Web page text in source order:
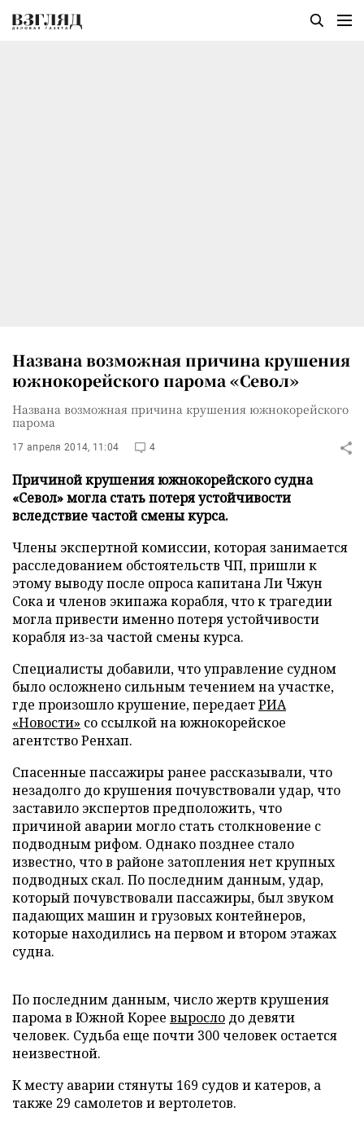
Названа возможная причина крушения
южнокорейского парома «Севол»
Названа возможная причина крушения южнокорейского
парома
17 апреля 2014, 11:04 4
Причиной крушения южнокорейского судна
«Севол» могла стать потеря устойчивости
вследствие частой смены курса.
Члены экспертной комиссии, которая занимается
расследованием обстоятельств ЧП, пришли к
этому выводу после опроса капитана Ли Чжун
Сока и членов экипажа корабля, что к трагедии
могла привести именно потеря устойчивости
корабля из-за частой смены курса.
Специалисты добавили, что управление судном
было осложнено сильным течением на участке,
где произошло крушение, передаетРИА
«Новости» со ссылкой на южнокорейское
агентство Ренхап.
Спасенные пассажиры ранее рассказывали, что
незадолго до крушения почувствовали удар, что
заставило экспертов предположить, что
причиной аварии могло стать столкновение с
подводным рифом. Однако позднее стало
известно, что в районе затопления нет крупных
подводных скал. По последним данным, удар,
который почувствовали пассажиры, был звуком
падающих машин и грузовых контейнеров,
которые находились на первом и втором этажах
судна.
По последним данным, число жертв крушения
парома в Южной Корее выросло до девяти
человек. Судьба еще почти 300 человек остается
неизвестной.
К месту аварии стянуты 169 судов и катеров, а
также 29 самолетов и вертолетов.